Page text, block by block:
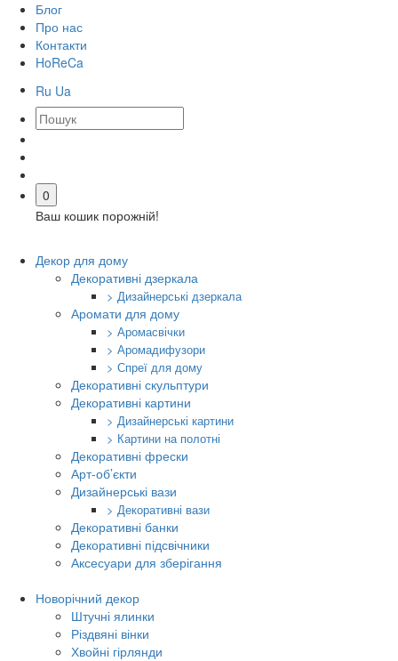
Блог
Про нас
Контакти
HoReCa
Ru Ua
0
Ваш кошик порожній!
Декор для дому
Декоративні дзеркала
> Дизайнерські дзеркала
Аромати для дому
> Аромасвічки
> Аромадифузори
> Спреї для дому
Декоративні скульптури
Декоративні картини
> Дизайнерські картини
> Картини на полотні
Декоративні фрески
Арт-об’єкти
Дизайнерські вази
> Декоративні вази
Декоративні банки
Декоративні підсвічники
Аксесуари для зберігання
Новорічний декор
Штучні ялинки
Різдвяні вінки
Хвойні гірлянди